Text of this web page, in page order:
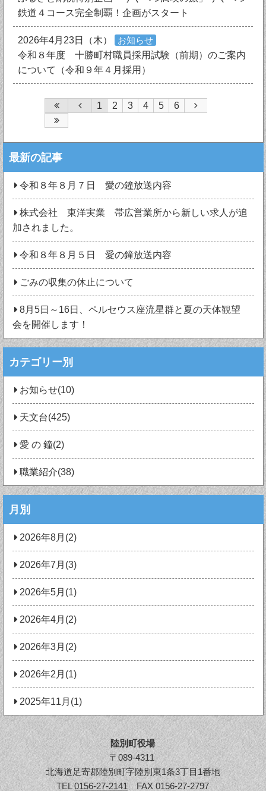
鉄道４コース完全制覇！企画がスタート
2026年4月23日（木）
お知らせ
令和８年度 十勝町村職員採用試験（前期）のご案内
について（令和９年４月採用）
1 2 3 4 5 6
最新の記事
令和８年８月７日 愛の鐘放送内容
株式会社 東洋実業 帯広営業所から新しい求人が追
加されました。
令和８年８月５日 愛の鐘放送内容
ごみの収集の休止について
8月5日～16日、ペルセウス座流星群と夏の天体観望
会を開催します！
カテゴリー別
お知らせ(10)
天文台(425)
愛 の 鐘(2)
職業紹介(38)
月別
2026年8月(2)
2026年7月(3)
2026年5月(1)
2026年4月(2)
2026年3月(2)
2026年2月(1)
2025年11月(1)
陸別町役場
〒089-4311
北海道足寄郡陸別町字陸別東1条3丁目1番地
TEL0156-27-2141 FAX 0156-27-2797